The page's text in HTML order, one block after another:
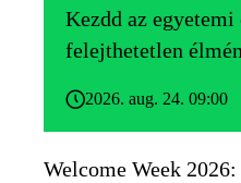
Kezdd az egyetemi
felejthetetlen
2026. aug. 24. 09:00
Welcome Week